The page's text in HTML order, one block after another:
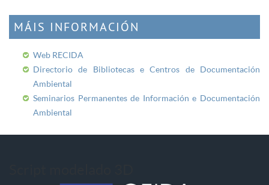
MÁIS INFORMACIÓN
Web RECIDA
Directorio de Bibliotecas e Centros de Documentación
Ambiental
Seminarios Permanentes de Información e Documentación
Ambiental